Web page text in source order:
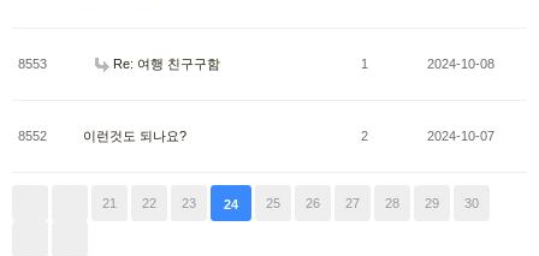
8553 Re: 여행 친구구함 1 2024-10-08
8552 이런것도 되나요? 2 2024-10-07
21 22 23 24 25 26 27 28 29 30